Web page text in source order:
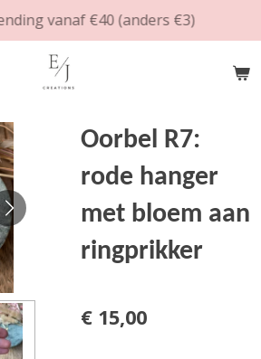
vanaf €40 (anders €3)
Oorbel R7:
rode hanger
met bloem aan
ringprikker
€ 15,00